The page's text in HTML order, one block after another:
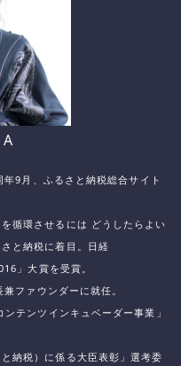
9月、ふるさと納税総合サイト
循環させるには どうしたらよい
と納税に着目。 日経
」大賞を受賞。
ファウンダーに就任。
テンツインキュベーダー事業」
納税）に係る大臣表彰」選考委